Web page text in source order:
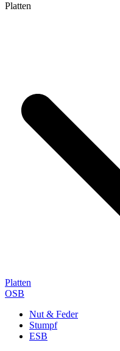
Platten
Platten
OSB
Nut & Feder
Stumpf
ESB